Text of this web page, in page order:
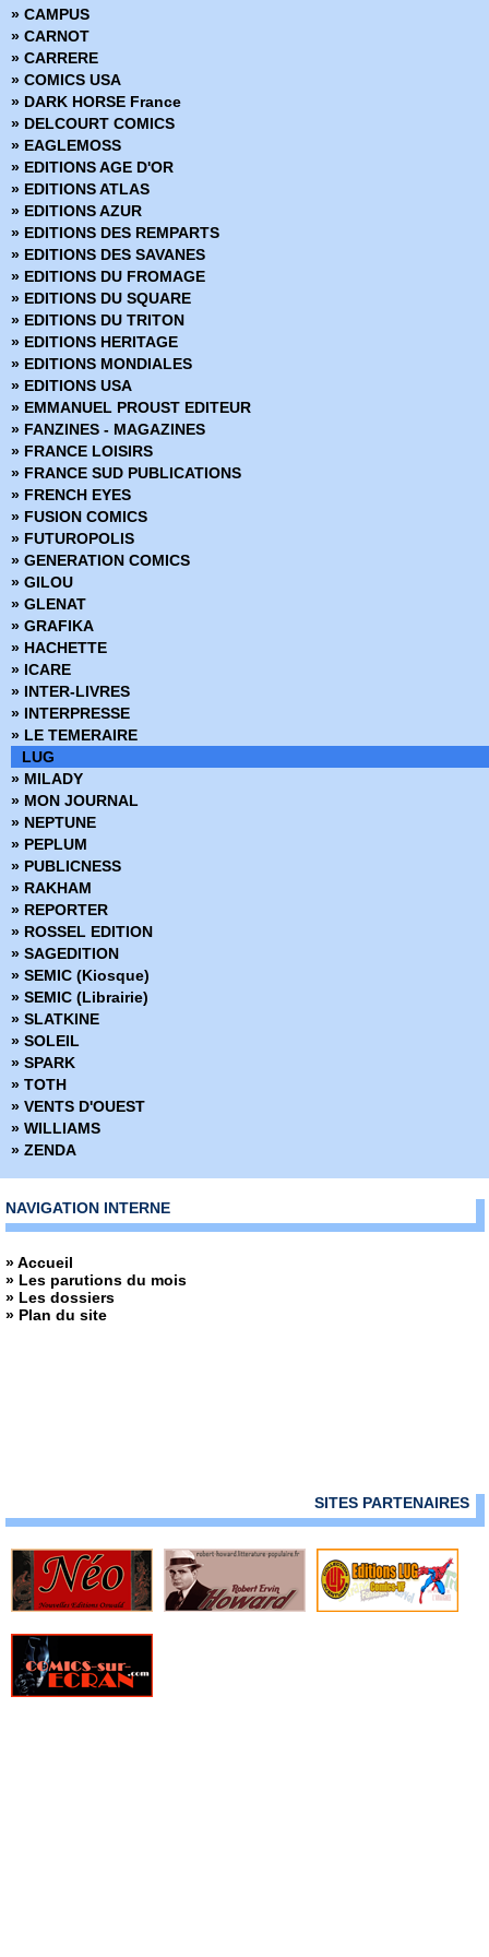
» X-Men Select
» X-Men Universe (Vol 2)
» X-Men Hors Série (Vol 2)
» X-Men - La collection Mutante
» X-Men Hors Série (Vol 3)
» CAMPUS
» CARNOT
» CARRERE
» COMICS USA
» DARK HORSE France
» DELCOURT COMICS
» EAGLEMOSS
» EDITIONS AGE D'OR
» EDITIONS ATLAS
» EDITIONS AZUR
» EDITIONS DES REMPARTS
» EDITIONS DES SAVANES
» EDITIONS DU FROMAGE
» EDITIONS DU SQUARE
» EDITIONS DU TRITON
» EDITIONS HERITAGE
» EDITIONS MONDIALES
» EDITIONS USA
» EMMANUEL PROUST EDITEUR
» FANZINES - MAGAZINES
» FRANCE LOISIRS
» FRANCE SUD PUBLICATIONS
» FRENCH EYES
» FUSION COMICS
» FUTUROPOLIS
» GENERATION COMICS
» GILOU
» GLENAT
» GRAFIKA
» HACHETTE
» ICARE
» INTER-LIVRES
» INTERPRESSE
» LE TEMERAIRE
LUG
» MILADY
» MON JOURNAL
» NEPTUNE
» PEPLUM
» PUBLICNESS
» RAKHAM
» REPORTER
» ROSSEL EDITION
» SAGEDITION
» SEMIC (Kiosque)
» SEMIC (Librairie)
» SLATKINE
» SOLEIL
» SPARK
» TOTH
» VENTS D'OUEST
» WILLIAMS
» ZENDA
NAVIGATION INTERNE
» Accueil
» Les parutions du mois
» Les dossiers
» Plan du site
SITES PARTENAIRES